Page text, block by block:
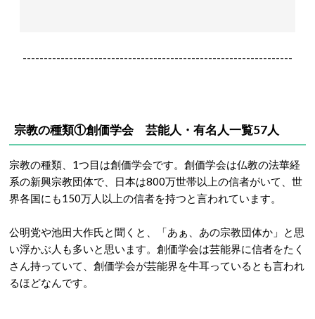
----------------------------------------------------------------
宗教の種類①創価学会 芸能人・有名人一覧57人
宗教の種類、1つ目は創価学会です。創価学会は仏教の法華経
系の新興宗教団体で、日本は800万世帯以上の信者がいて、世
界各国にも150万人以上の信者を持つと言われています。
公明党や池田大作氏と聞くと、「あぁ、あの宗教団体か」と思
い浮かぶ人も多いと思います。創価学会は芸能界に信者をたく
さん持っていて、創価学会が芸能界を牛耳っているとも言われ
るほどなんです。